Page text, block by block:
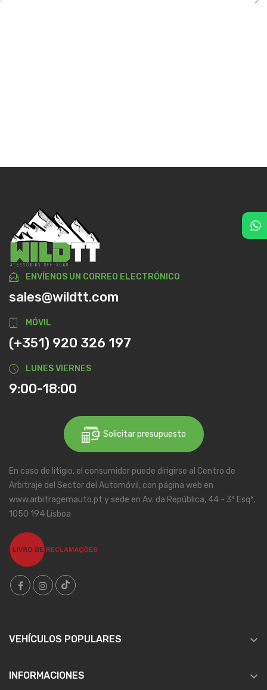
ENVÍENOS UN CORREO ELECTRÓNICO
sales@wildtt.com
MÓVIL
(+351) 920 326 197
LUNES VIERNES
9:00-18:00
Solicitar presupuesto
En caso de litigio, el consumidor puede dirigirse al Centro de
Arbitraje del Sector del Automóvil, con página web en
www.arbitragemauto.pt y sede en Av. da República, 44 - 3º Esqº,
1050 194 Lisboa
VEHÍCULOS POPULARES 
INFORMACIONES 